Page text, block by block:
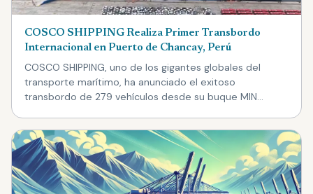
COSCO SHIPPING Realiza Primer Transbordo
Internacional en Puerto de Chancay, Perú
COSCO SHIPPING, uno de los gigantes globales del
transporte marítimo, ha anunciado el exitoso
transbordo de 279 vehículos desde su buque MIN…